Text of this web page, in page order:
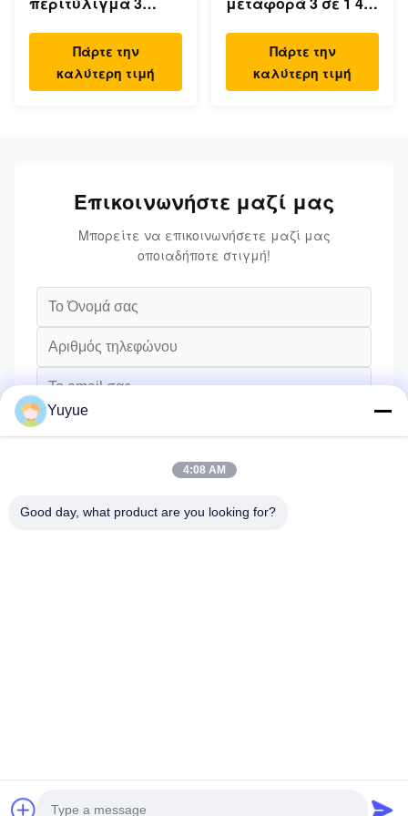
USB Type C Hub
Πάρτε την
καλύτερη τιμή
Type C HubΠάρτε την
καλύτερη τιμή
Επικοινωνήστε μαζί μας
Μπορείτε να επικοινωνήσετε μαζί μας
οποιαδήποτε στιγμή!
Yuyue
4:08 AM
Good day, what product are you looking for?